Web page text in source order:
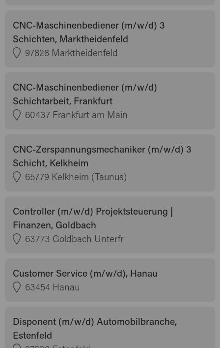
CNC-Maschinenbediener (m/w/d) 3
Schichten, Marktheidenfeld
97828 Marktheidenfeld
CNC-Maschinenbediener (m/w/d)
Schichtarbeit, Frankfurt
60437 Frankfurt am Main
CNC-Zerspannungsmechaniker (m/w/d) 3
Schicht, Kelkheim
65779 Kelkheim (Taunus)
Controller (m/w/d) Projektsteuerung |
Finanzen, Goldbach
63773 Goldbach Unterfr
Customer Service (m/w/d), Hanau
63454 Hanau
Disponent (m/w/d) Automobilbranche,
Estenfeld